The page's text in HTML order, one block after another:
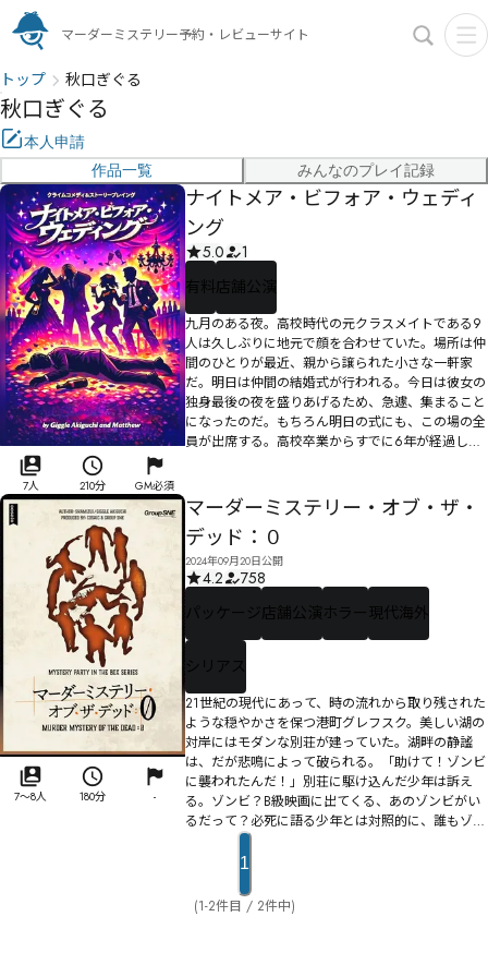
マーダーミステリー予約・レビューサイト
トップ 秋口ぎぐる
秋口ぎぐる
本人申請
作品一覧
みんなのプレイ記録
7人 210分 GM必須
ナイトメア・ビフォア・ウェディ
ング
5.0
1
有料 店舗公演
九月のある夜。高校時代の元クラスメイトである9
人は久しぶりに地元で顔を合わせていた。場所は仲
間のひとりが最近、親から譲られた小さな一軒家
だ。明日は仲間の結婚式が行われる。今日は彼女の
独身最後の夜を盛りあげるため、急遽、集まること
になったのだ。もちろん明日の式にも、この場の全
員が出席する。高校卒業からすでに6年が経過して
へ小旅行に出かけたりしていた。終電の時刻が近づ
き、下戸であるメンバー以外の血中アルコール濃度
が非常識なほど高まった時――突如、邸内に女性の悲鳴
が響き渡った。顔を見合わせ、声が発せられたと思
しきバスルームへと駆けつける一同。これが長く狂
らない――。
7〜8人 180分 -
マーダーミステリー・オブ・ザ・
デッド：０
2024年09月20日公開
4.2
758
パッケージ 店舗公演ホラー現代海外
シリアス
21世紀の現代にあって、時の流れから取り残された
ような穏やかさを保つ港町グレフスク。美しい湖の
対岸にはモダンな別荘が建っていた。湖畔の静謐
は、だが悲鳴によって破られる。「助けて！ゾンビ
に襲われたんだ！」別荘に駆け込んだ少年は訴え
る。ゾンビ？B級映画に出てくる、あのゾンビがい
るだって？必死に語る少年とは対照的に、誰もゾン
ビの存在など信じてはくれない。少年をなぐさめ休
ませた。その翌朝のことだった。別荘には、頭部を
「ゾンビだよ！ゾンビがやったんだ！」少年の語る
言葉は、嘘か……？真か……？
1
(1-2件目 / 2件中)